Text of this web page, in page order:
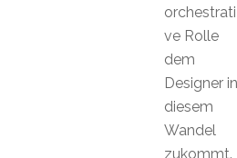
orchestrati
ve Rolle
dem
Designer in
diesem
Wandel
zukommt.